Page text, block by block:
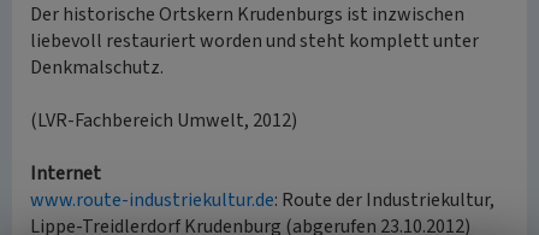
Der historische Ortskern Krudenburgs ist inzwischen
liebevoll restauriert worden und steht komplett unter
Denkmalschutz.
(LVR-Fachbereich Umwelt, 2012)
Internet
www.route-industriekultur.de: Route der Industriekultur,
Lippe-Treidlerdorf Krudenburg (abgerufen 23.10.2012)